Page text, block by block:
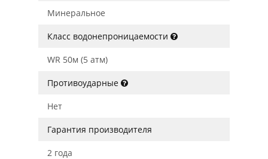
Минеральное
Класс водонепроницаемости
WR 50м (5 атм)
Противоударные
Нет
Гарантия производителя
2 года